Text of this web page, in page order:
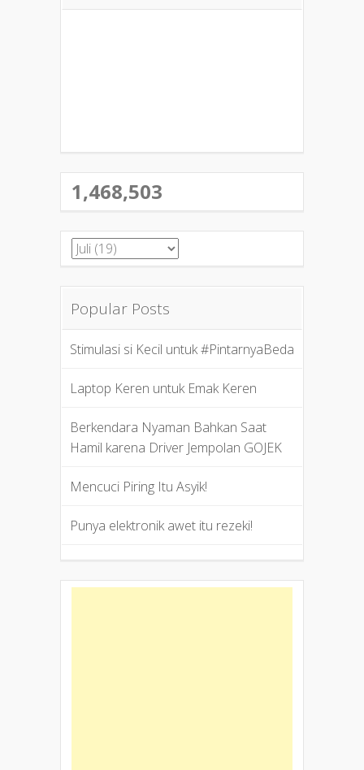
1,468,503
Popular Posts
Stimulasi si Kecil untuk #PintarnyaBeda
Laptop Keren untuk Emak Keren
Berkendara Nyaman Bahkan Saat
Hamil karena Driver Jempolan GOJEK
Mencuci Piring Itu Asyik!
Punya elektronik awet itu rezeki!